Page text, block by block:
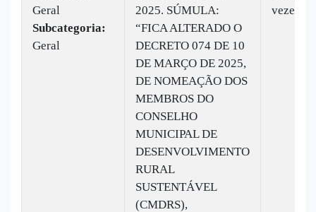
Geral
Subcategoria:
Geral
2025. SÚMULA:
“FICA ALTERADO O
DECRETO 074 DE 10
DE MARÇO DE 2025,
DE NOMEAÇÃO DOS
MEMBROS DO
CONSELHO
MUNICIPAL DE
DESENVOLVIMENTO
RURAL
SUSTENTÁVEL
(CMDRS),
vezes